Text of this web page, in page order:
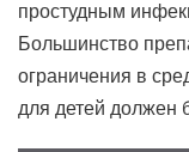
простудным
Большинство
ограничения в
для детей должен